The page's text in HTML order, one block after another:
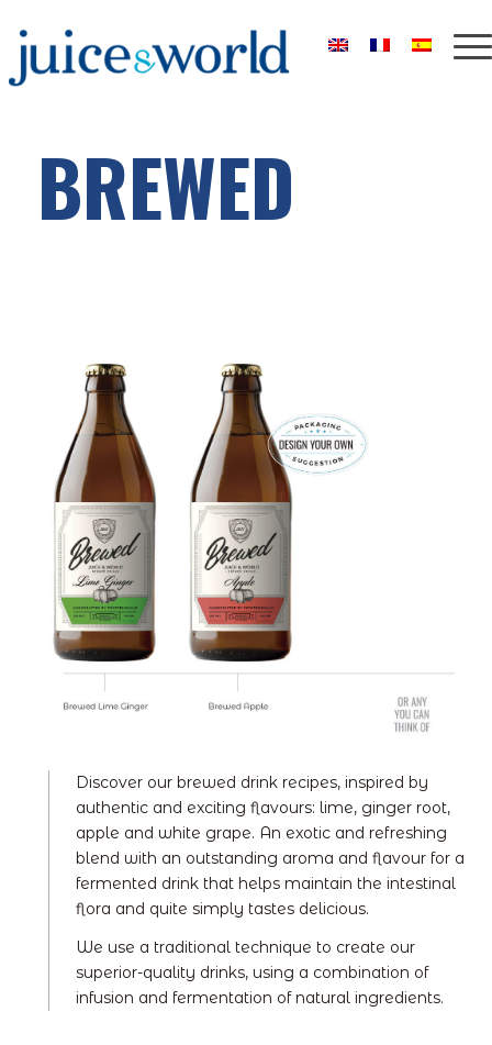
BREWED
Discover our brewed drink recipes, inspired by
authentic and exciting flavours: lime, ginger root,
apple and white grape. An exotic and refreshing
blend with an outstanding aroma and flavour for a
fermented drink that helps maintain the intestinal
flora and quite simply tastes delicious.
We use a traditional technique to create our
superior-quality drinks, using a combination of
infusion and fermentation of natural ingredients.